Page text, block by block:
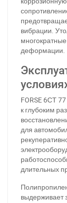
вибрации.
деформации.
FORSE 6СТ
к глубоким
для
длительных
выдерживает